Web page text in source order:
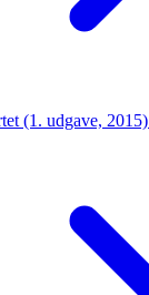
(1. udgave, 2015)